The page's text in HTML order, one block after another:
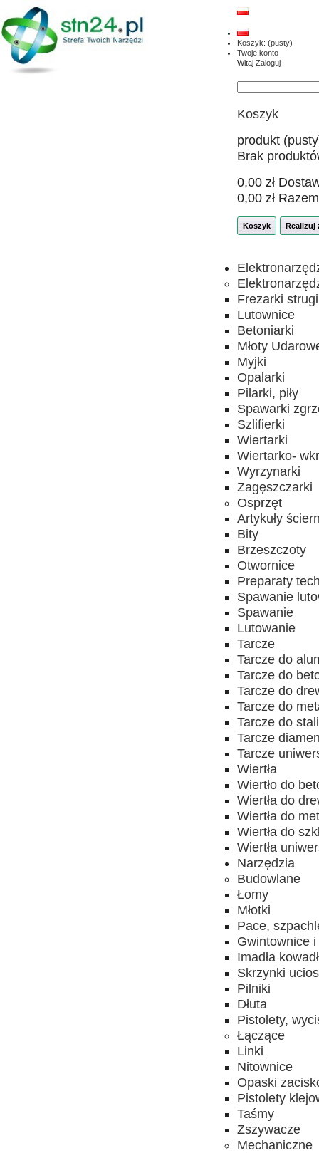
Koszyk: (pusty)
Twoje konto
Witaj Zaloguj
Koszyk
produkt
Brak
0,00 zł
0,00 zł Razem
Koszyk Realizuj
Frezarki strugi
Lutownice
Betoniarki
Młoty
Myjki
Opalarki
Pilarki, piły
Spawarki
Szlifierki
Wiertarki
Wiertarko-
Wyrzynarki
Zagęszczarki
Osprzęt
Artykuły
Bity
Brzeszczoty
Otwornice
Preparaty
Spawanie
Spawanie
Lutowanie
Tarcze
Tarcze do
Tarcze do
Tarcze do
Tarcze do
Tarcze do
Tarcze
Tarcze
Wiertła
Wiertło do
Wiertła do
Wiertła do
Wiertła do
Wiertła
Narzędzia
Budowlane
Łomy
Młotki
Pace,
Gwintownice
Imadła
Skrzynki
Pilniki
Dłuta
Pistolety,
Łączące
Linki
Nitownice
Opaski
Pistolety
Taśmy
Zszywacze
Mechaniczne